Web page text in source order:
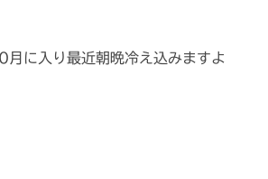
に入り最近朝晩冷え込みますよ